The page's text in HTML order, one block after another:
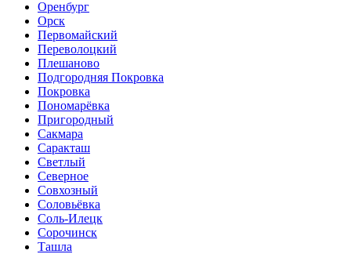
Оренбург
Орск
Первомайский
Переволоцкий
Плешаново
Подгородняя Покровка
Покровка
Пономарёвка
Пригородный
Сакмара
Саракташ
Светлый
Северное
Совхозный
Соловьёвка
Соль-Илецк
Сорочинск
Ташла